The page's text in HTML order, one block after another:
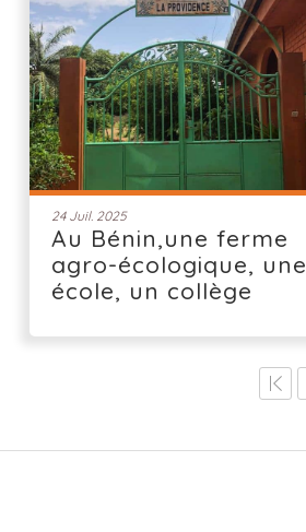
24 Juil. 2025
Au Bénin,une ferme
agro-écologique, une
école, un collège